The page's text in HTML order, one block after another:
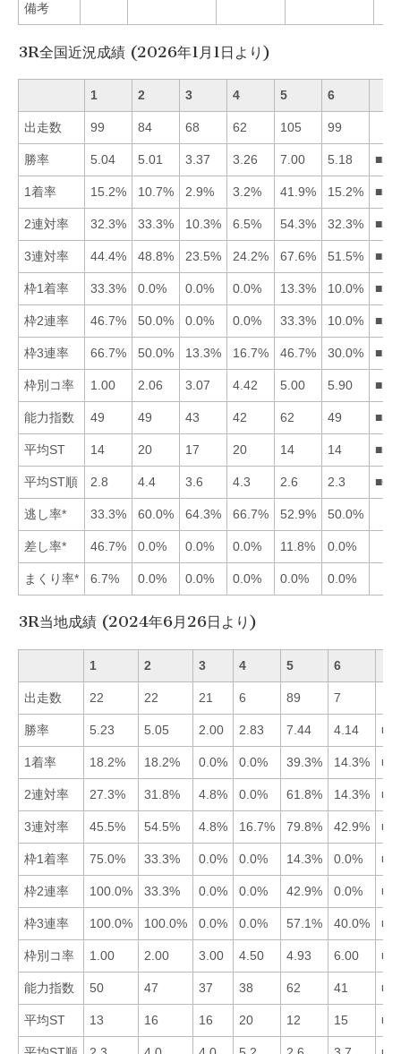
備考
3R全国近況成績 (2026年1月1日より)
1 2 3 4 5 6
出走数 99 84 68 62 105 99
勝率 5.04 5.01 3.37 3.26 7.00 5.18
1着率 15.2% 10.7% 2.9% 3.2% 41.9% 15.2%
2連対率 32.3% 33.3% 10.3% 6.5% 54.3% 32.3%
3連対率 44.4% 48.8% 23.5% 24.2% 67.6% 51.5%
枠1着率 33.3% 0.0% 0.0% 0.0% 13.3% 10.0%
枠2連率 46.7% 50.0% 0.0% 0.0% 33.3% 10.0%
枠3連率 66.7% 50.0% 13.3% 16.7% 46.7% 30.0%
枠別コ率 1.00 2.06 3.07 4.42 5.00 5.90
能力指数 49 49 43 42 62 49
平均ST 14 20 17 20 14 14
平均ST順 2.8 4.4 3.6 4.3 2.6 2.3
逃し率* 33.3% 60.0% 64.3% 66.7% 52.9% 50.0%
差し率* 46.7% 0.0% 0.0% 0.0% 11.8% 0.0%
まくり率* 6.7% 0.0% 0.0% 0.0% 0.0% 0.0%
3R当地成績 (2024年6月26日より)
1 2 3 4 5 6
出走数 22 22 21 6 89 7
勝率 5.23 5.05 2.00 2.83 7.44 4.14
1着率 18.2% 18.2% 0.0% 0.0% 39.3% 14.3%
2連対率 27.3% 31.8% 4.8% 0.0% 61.8% 14.3%
3連対率 45.5% 54.5% 4.8% 16.7% 79.8% 42.9%
枠1着率 75.0% 33.3% 0.0% 0.0% 14.3% 0.0%
枠2連率 100.0% 33.3% 0.0% 0.0% 42.9% 0.0%
枠3連率 100.0% 100.0% 0.0% 0.0% 57.1% 40.0%
枠別コ率 1.00 2.00 3.00 4.50 4.93 6.00
能力指数 50 47 37 38 62 41
平均ST 13 16 16 20 12 15